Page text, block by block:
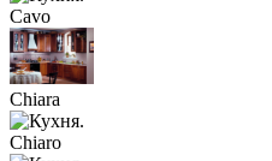
Cavo
Chiara
Chiaro